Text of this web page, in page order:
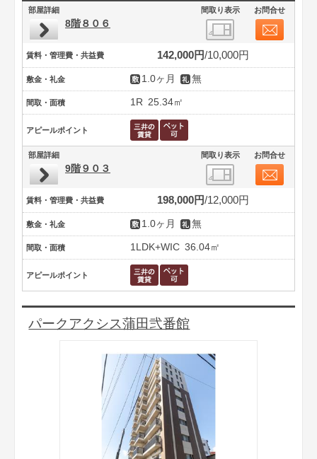
部屋詳細 間取り表示 お問合せ
8階８０６
賃料・管理費・共益費 142,000円 10,000円
敷金・礼金 1.0ヶ月 無
間取・面積 1R 25.34㎡
アピールポイント
部屋詳細 間取り表示 お問合せ
9階９０３
賃料・管理費・共益費 198,000円 12,000円
敷金・礼金 1.0ヶ月 無
間取・面積 1LDK+WIC 36.04㎡
アピールポイント
パークアクシス蒲田弐番館